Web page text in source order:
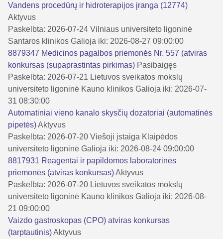
Vandens procedūrų ir hidroterapijos įranga (12774)
Aktyvus
Paskelbta: 2026-07-24 Vilniaus universiteto ligoninė
Santaros klinikos Galioja iki: 2026-08-27 09:00:00
8879347 Medicinos pagalbos priemonės Nr. 557 (atviras
konkursas (supaprastintas pirkimas) Pasibaigęs
Paskelbta: 2026-07-21 Lietuvos sveikatos mokslų
universiteto ligoninė Kauno klinikos Galioja iki: 2026-07-
31 08:30:00
Automatiniai vieno kanalo skysčių dozatoriai (automatinės
pipetės)Aktyvus
Paskelbta: 2026-07-20 Viešoji įstaiga Klaipėdos
universiteto ligoninė Galioja iki: 2026-08-24 09:00:00
8817931 Reagentai ir papildomos laboratorinės
priemonės (atviras konkursas)Aktyvus
Paskelbta: 2026-07-20 Lietuvos sveikatos mokslų
universiteto ligoninė Kauno klinikos Galioja iki: 2026-08-
21 09:00:00
Vaizdo gastroskopas (CPO) atviras konkursas
(tarptautinis)Aktyvus